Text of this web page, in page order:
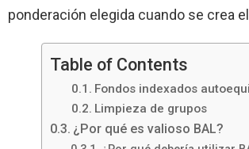
ponderación elegida cuando se crea
Table of Contents
Fondos indexados
Limpieza de grupos
¿Por qué es valioso BAL?